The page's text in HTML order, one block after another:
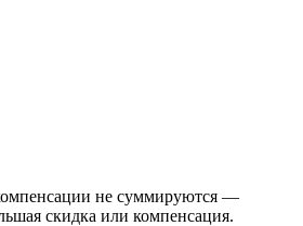
не суммируются —
скидка или компенсация.